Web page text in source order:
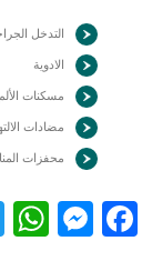
التدخل
الادوية
مسكنات الألم
مضادات
محفزات